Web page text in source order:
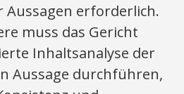
Aussagen erforderlich.
muss das Gericht
Inhaltsanalyse der
Aussage durchführen,